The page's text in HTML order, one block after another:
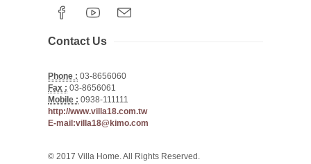
Contact Us
Phone : 03-8656060
Fax : 03-8656061
Mobile : 0938-111111
http://www.villa18.com.tw
E-mail:villa18@kimo.com
© 2017 Villa Home. All Rights Reserved.